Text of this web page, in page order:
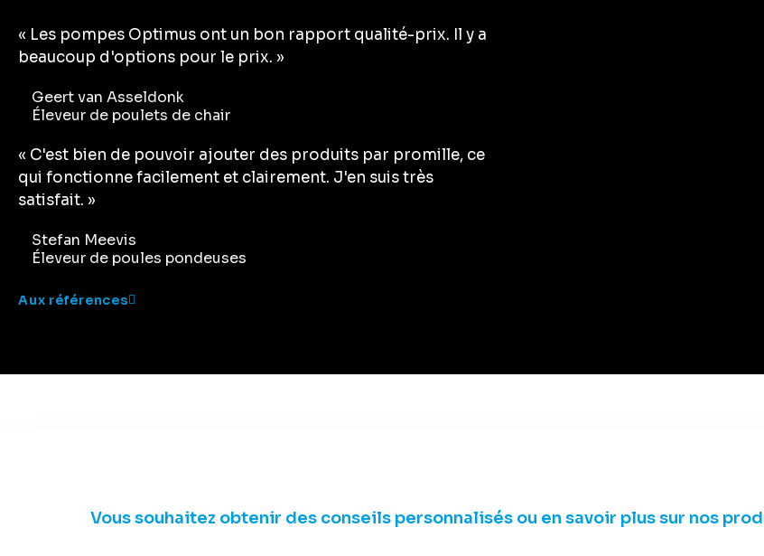
« Les pompes Optimus ont un bon rapport qualité-prix. Il y a
beaucoup d'options pour le prix. »
Geert van Asseldonk
Éleveur de poulets de chair
« C'est bien de pouvoir ajouter des produits par promille, ce
qui fonctionne facilement et clairement. J'en suis très
satisfait. »
Stefan Meevis
Éleveur de poules pondeuses
Aux références
Vous souhaitez obtenir des conseils personnalisés ou en savoir plus sur nos